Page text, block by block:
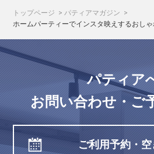
トップページ
パティアマガジン
ホームパーティーでインスタ映えするおし
パティア
お問い合わせ・ご
ご利用予約・